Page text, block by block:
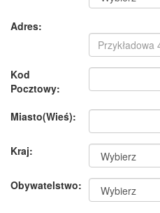
Adres:
Kod
Pocztowy:
Miasto(Wieś):
Kraj:
Obywatelstwo: